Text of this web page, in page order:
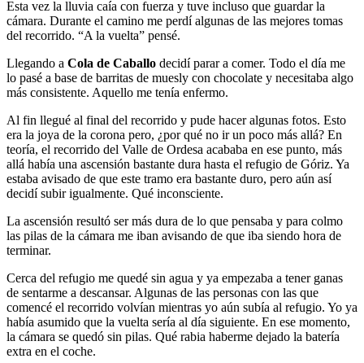
Esta vez la lluvia caía con fuerza y tuve incluso que guardar la
cámara. Durante el camino me perdí algunas de las mejores tomas
del recorrido. “A la vuelta” pensé.
Llegando a Cola de Caballo decidí parar a comer. Todo el día me
lo pasé a base de barritas de muesly con chocolate y necesitaba algo
más consistente. Aquello me tenía enfermo.
Al fin llegué al final del recorrido y pude hacer algunas fotos. Esto
era la joya de la corona pero, ¿por qué no ir un poco más allá? En
teoría, el recorrido del Valle de Ordesa acababa en ese punto, más
allá había una ascensión bastante dura hasta el refugio de Góriz. Ya
estaba avisado de que este tramo era bastante duro, pero aún así
decidí subir igualmente. Qué inconsciente.
La ascensión resultó ser más dura de lo que pensaba y para colmo
las pilas de la cámara me iban avisando de que iba siendo hora de
terminar.
Cerca del refugio me quedé sin agua y ya empezaba a tener ganas
de sentarme a descansar. Algunas de las personas con las que
comencé el recorrido volvían mientras yo aún subía al refugio. Yo ya
había asumido que la vuelta sería al día siguiente. En ese momento,
la cámara se quedó sin pilas. Qué rabia haberme dejado la batería
extra en el coche.